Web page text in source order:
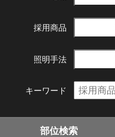
採用商品
照明手法
キーワード
部位検索